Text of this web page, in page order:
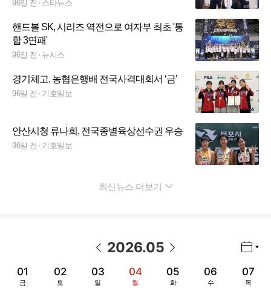
96일 전 스타뉴스
핸드볼 SK, 시리즈 역전으로 여자부 최초 '통
합 3연패'
96일 전 뉴시스
경기체고, 농협은행배 전국사격대회서 ‘금’
96일 전 기호일보
안산시청 류나희, 전국종별육상선수권 우승
96일 전 기호일보
최신뉴스 더보기
2026.05
01
금
02
토
03
일
04
월
05
화
06
수
07
목